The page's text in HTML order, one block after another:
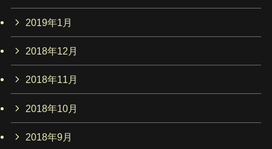
2019年1月
2018年12月
2018年11月
2018年10月
2018年9月